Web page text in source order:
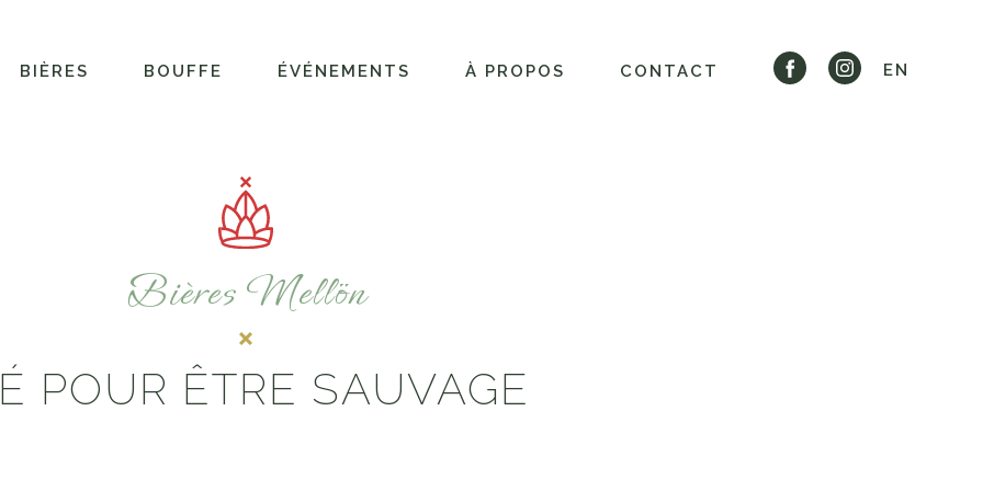
BIÈRES BOUFFE ÉVÉNEMENTS À PROPOS CONTACT EN
Bières Mellön
POUR ÊTRE SAUVAGE